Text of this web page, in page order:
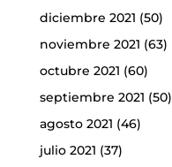
diciembre 2021 (50)
noviembre 2021 (63)
octubre 2021 (60)
septiembre 2021 (50)
agosto 2021 (46)
julio 2021 (37)